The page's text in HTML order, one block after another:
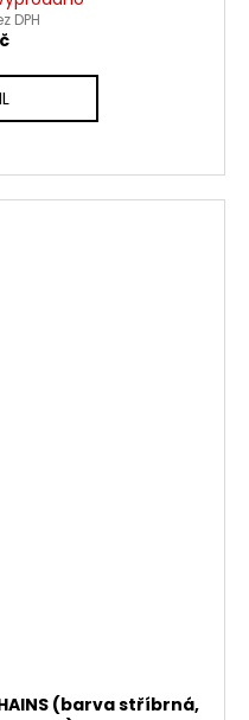
DPH
(barva stříbrná,